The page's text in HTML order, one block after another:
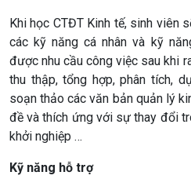
Khi học CTĐT Kinh tế, sinh viên
các kỹ năng cá nhân và kỹ
được nhu cầu công việc sau khi
thu thập, tổng hợp, phân tích,
soạn thảo các văn bản quản lý
đề và thích ứng với sự thay đổi
khởi nghiệp …
Kỹ năng hỗ trợ